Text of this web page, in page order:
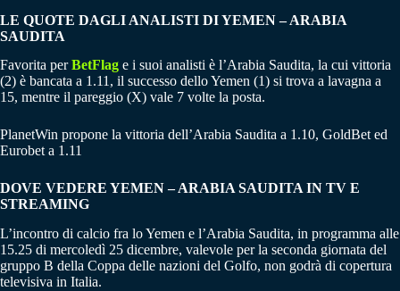
LE QUOTE DAGLI ANALISTI DI YEMEN – ARABIA
SAUDITA
Favorita perBetFlag e i suoi analisti è l’Arabia Saudita, la cui vittoria
(2) è bancata a 1.11, il successo dello Yemen (1) si trova a lavagna a
15, mentre il pareggio (X) vale 7 volte la posta.
PlanetWin propone la vittoria dell’Arabia Saudita a 1.10, GoldBet ed
Eurobet a 1.11
DOVE VEDERE YEMEN – ARABIA SAUDITA IN TV E
STREAMING
L’incontro di calcio fra lo Yemen e l’Arabia Saudita, in programma alle
15.25 di mercoledì 25 dicembre, valevole per la seconda giornata del
gruppo B della Coppa delle nazioni del Golfo, non godrà di copertura
televisiva in Italia.